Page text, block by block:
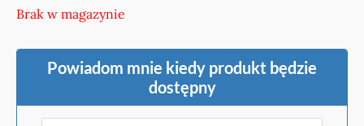
Brak w magazynie
Powiadom mnie kiedy produkt będzie
dostępny